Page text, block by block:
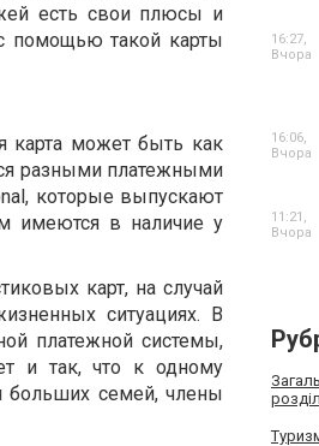
есть свои плюсы и
помощью такой карты
карта может быть как
разными платежными
которые выпускают
имеются в наличие у
карт, на случай
ситуациях. В
платежной системы,
и так, что к одному
больших семей, члены
16:27,
Вчора
16:06,
Вчора
11:21,
Вчора
розділ